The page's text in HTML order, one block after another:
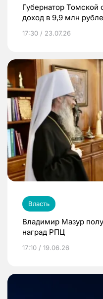
Губернатор Томской
доход в 9,9 млн
17:30 / 23.07.26
Власть
Владимир Мазур
наград РПЦ
17:10 / 19.06.26